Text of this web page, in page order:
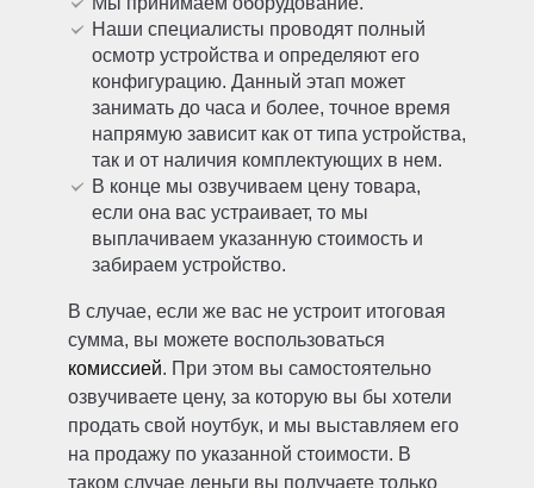
Наши специалисты проводят полный
осмотр устройства и определяют его
конфигурацию. Данный этап может
занимать до часа и более, точное время
напрямую зависит как от типа устройства,
так и от наличия комплектующих в нем.
В конце мы озвучиваем цену товара,
если она вас устраивает, то мы
выплачиваем указанную стоимость и
забираем устройство.
В случае, если же вас не устроит итоговая
сумма, вы можете воспользоваться
комиссией. При этом вы самостоятельно
озвучиваете цену, за которую вы бы хотели
продать свой ноутбук, и мы выставляем его
на продажу по указанной стоимости. В
таком случае деньги вы получаете только